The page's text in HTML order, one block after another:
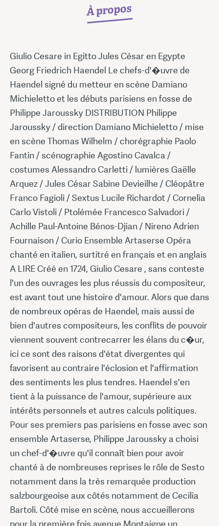
À propos
Giulio Cesare in Egitto Jules César en Egypte
Georg Friedrich Haendel Le chefs-d'�uvre de
Haendel signé du metteur en scène Damiano
Michieletto et les débuts parisiens en fosse de
Philippe Jaroussky DISTRIBUTION Philippe
Jaroussky / direction Damiano Michieletto / mise
en scène Thomas Wilhelm / chorégraphie Paolo
Fantin / scénographie Agostino Cavalca /
costumes Alessandro Carletti / lumières Gaëlle
Arquez / Jules César Sabine Devieilhe / Cléopâtre
Franco Fagioli / Sextus Lucile Richardot / Cornelia
Carlo Vistoli / Ptolémée Francesco Salvadori /
Achille Paul-Antoine Bénos-Djian / Nireno Adrien
Fournaison / Curio Ensemble Artaserse Opéra
chanté en italien, surtitré en français et en anglais
A LIRE Créé en 1724, Giulio Cesare , sans conteste
l'un des ouvrages les plus réussis du compositeur,
est avant tout une histoire d'amour. Alors que dans
de nombreux opéras de Haendel, mais aussi de
bien d'autres compositeurs, les conflits de pouvoir
viennent souvent contrecarrer les élans du c�ur,
ici ce sont des raisons d'état divergentes qui
favorisent au contraire l'éclosion et l'affirmation
des sentiments les plus tendres. Haendel s'en
tient à la puissance de l'amour, supérieure aux
intérêts personnels et autres calculs politiques.
Pour ses premiers pas parisiens en fosse avec son
ensemble Artaserse, Philippe Jaroussky a choisi
un chef-d'�uvre qu'il connaît bien pour avoir
chanté à de nombreuses reprises le rôle de Sesto
notamment dans la très remarquée production
salzbourgeoise aux côtés notamment de Cecilia
Bartoli. Côté mise en scène, nous accueillerons
pour la première fois avenue Montaigne un